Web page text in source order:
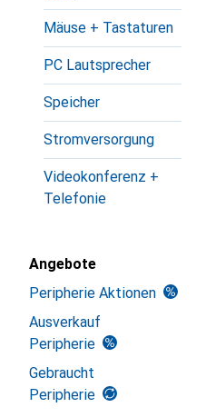
Mäuse + Tastaturen
PC Lautsprecher
Speicher
Stromversorgung
Videokonferenz +
Telefonie
Angebote
Peripherie Aktionen
Ausverkauf
Peripherie
Gebraucht
Peripherie